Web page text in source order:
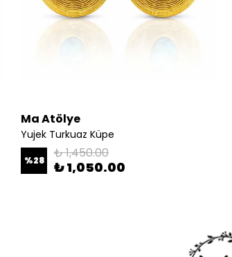
Ma Atölye
Yujek Turkuaz Küpe
%28 ₺ 1,450.00
₺ 1,050.00